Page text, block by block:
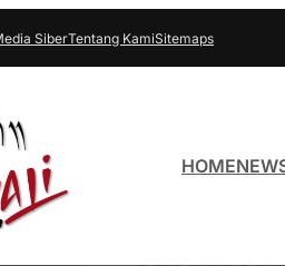
SiberTentang KamiSitemaps
HOME